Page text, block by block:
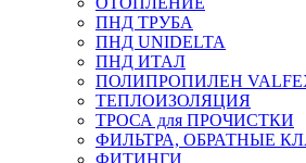
ПНД ТРУБА
ПНД UNIDELTA
ПНД ИТАЛ
ПОЛИПРОПИЛЕН
ТЕПЛОИЗОЛЯЦИЯ
ТРОСА для ПРОЧИСТКИ
ФИЛЬТРА, ОБРАТНЫЕ
ФИТИНГИ